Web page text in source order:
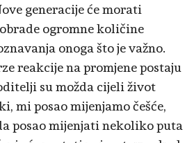
generacije će morati
ogromne količine
onoga što je važno.
reakcije na promjene postaju
su možda cijeli život
mi posao mijenjamo češće,
posao mijenjati nekoliko puta